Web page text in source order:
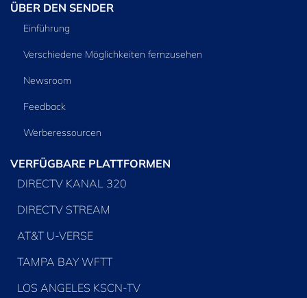
ÜBER DEN SENDER
Einführung
Verschiedene Möglichkeiten fernzusehen
Newsroom
Feedback
Werberessourcen
VERFÜGBARE PLATTFORMEN
DIRECTV KANAL 320
DIRECTV STREAM
AT&T U-VERSE
TAMPA BAY WFTT
LOS ANGELES KSCN-TV